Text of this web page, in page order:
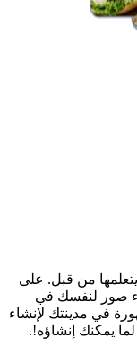
من قبل. على
صور لنفسك في
في مدينتك لإنشاء
يمكنك إنشاؤه!.